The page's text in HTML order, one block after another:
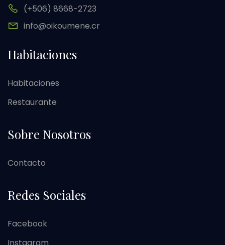
(+506) 8668-2723
info@oikoumene.cr
Habitaciones
Habitaciones
Restaurante
Sobre Nosotros
Contacto
Redes Sociales
Facebook